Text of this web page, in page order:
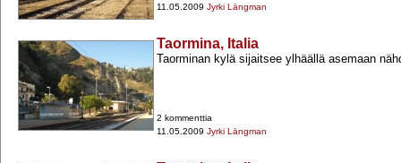
11.05.2009 Jyrki Längman
Taormina, Italia
Taorminan kylä sijaitsee ylhäällä asemaan
2 kommenttia
11.05.2009 Jyrki Längman